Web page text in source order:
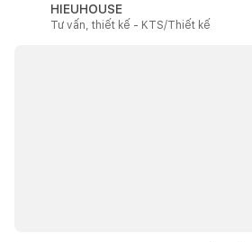
HIEUHOUSE
Tư vấn, thiết kế - KTS/Thiết kế